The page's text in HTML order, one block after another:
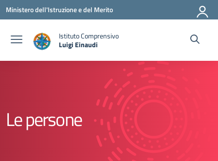
Vai ai contenuti
Vai al menu di navigazione
Vai al footer
Ministero dell'Istruzione e del Merito
Istituto Comprensivo
Luigi Einaudi
— Visita la pagina iniziale della scuola
Le persone